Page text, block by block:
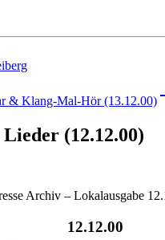
& Klang-Mal-Hör (13.12.00)
(12.12.00)
Archiv – Lokalausgabe
12.12.00